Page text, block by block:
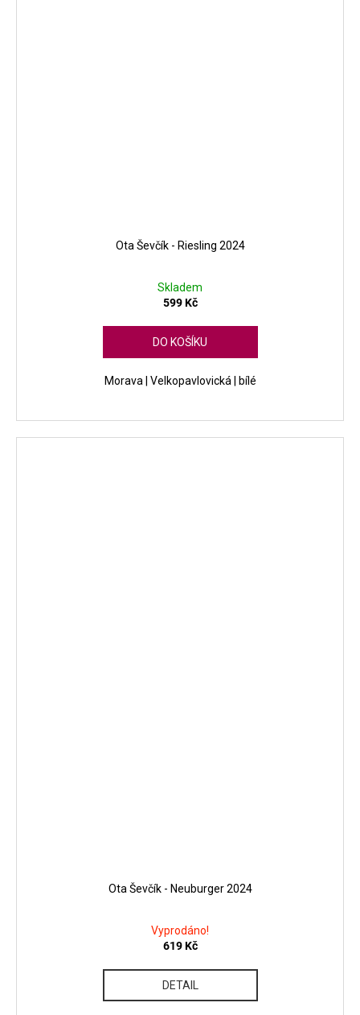
Ota Ševčík - Riesling 2024
Skladem
599 Kč
DO KOŠÍKU
Morava | Velkopavlovická | bílé
Ota Ševčík - Neuburger 2024
Vyprodáno!
619 Kč
DETAIL